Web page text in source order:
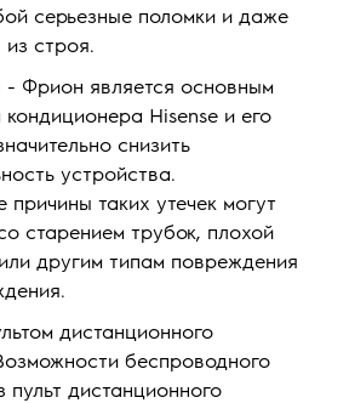
серьезные поломки и даже
строя.
- Фрион является основным
Hisense и его
снизить
устройства.
причины таких утечек могут
старением трубок, плохой
другим типам повреждения
дистанционного
беспроводного
пульт дистанционного